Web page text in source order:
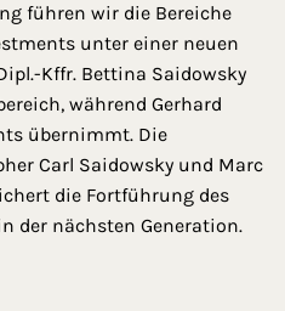
führen wir die Bereiche
unter einer neuen
Kffr. Bettina Saidowsky
während Gerhard
übernimmt. Die
Carl Saidowsky und Marc
die Fortführung des
der nächsten Generation.